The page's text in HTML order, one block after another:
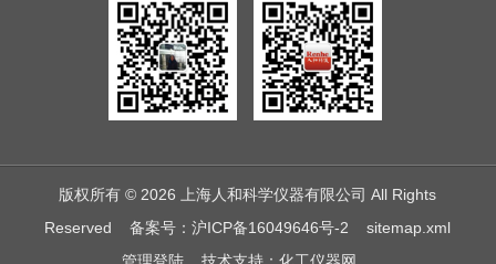
版权所有 © 2026 上海人和科学仪器有限公司 All Rights
Reserved备案号：沪ICP备16049646号-2
sitemap.xml